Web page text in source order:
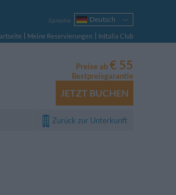
Sprache
Deutsch
Italiano
English
Español
Русский
Português
Polski
Meine Reservierungen
InItalia Club
Preise ab€ 55
Bestpreisgarantie
JETZT BUCHEN
Zurück zur Unterkunft